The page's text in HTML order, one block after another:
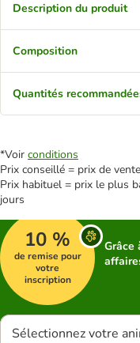
Description du produit
Composition
Quantités
*Voir conditions
Prix conseillé = prix de
Prix habituel = prix le plus
jours
10 %
de remise pour
votre
inscription
Grâce
Sélectionnez votre